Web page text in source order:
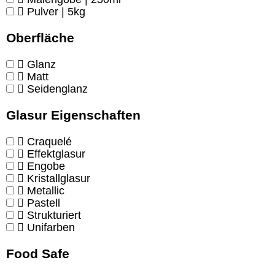
Pulver | 5kg
Oberfläche
Glanz
Matt
Seidenglanz
Glasur Eigenschaften
Craquelé
Effektglasur
Engobe
Kristallglasur
Metallic
Pastell
Strukturiert
Unifarben
Food Safe